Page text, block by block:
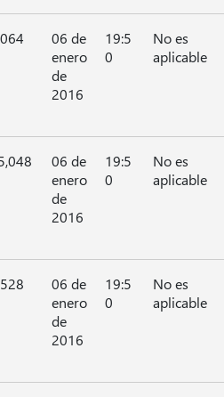
06 de
enero
de
2016
19:5
0
No es
aplicable
06 de
enero
de
2016
19:5
0
No es
aplicable
06 de
enero
de
2016
19:5
0
No es
aplicable